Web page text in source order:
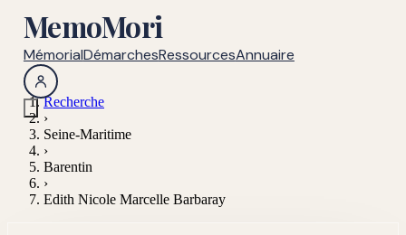
MemoMori
MémorialDémarchesRessourcesAnnuaire
Recherche
›
Seine-Maritime
›
Barentin
›
Edith Nicole Marcelle Barbaray